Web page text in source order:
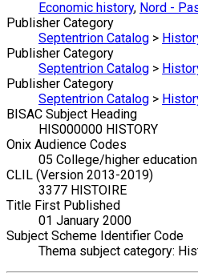
Economic history, Nord -
Publisher Category
Septentrion Catalog >
Publisher Category
Septentrion Catalog >
Publisher Category
Septentrion Catalog >
BISAC Subject Heading
HIS000000 HISTORY
Onix Audience Codes
05 College/higher education
CLIL (Version 2013-2019)
3377 HISTOIRE
Title First Published
01 January 2000
Subject Scheme Identifier Code
Thema subject category: